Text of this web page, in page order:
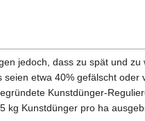
jedoch, dass zu spät und
etwa 40% gefälscht oder
Kunstdünger-
kg Kunstdünger pro ha